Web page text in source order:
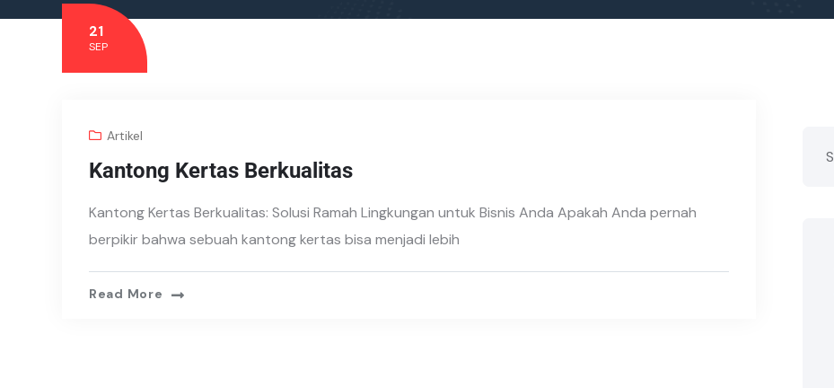
21
SEP
Artikel
Kantong Kertas Berkualitas
Kantong Kertas Berkualitas: Solusi Ramah Lingkungan untuk Bisnis Anda Apakah Anda pernah
berpikir bahwa sebuah kantong kertas bisa menjadi lebih
Read More